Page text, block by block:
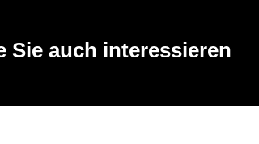
Sie auch interessieren